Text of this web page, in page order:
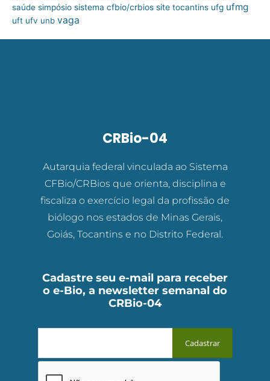
saúde simpósio sistema cfbio/crbios site tocantins ufg ufmg
uft ufv unb vaga
CRBio-04
Autarquia federal vinculada ao Sistema
CFBio/CRBios que orienta, disciplina e
fiscaliza o exercício legal da profissão de
biólogo nos estados de Minas Gerais,
Goiás, Tocantins e no Distrito Federal.
Cadastre seu e-mail para receber
o e-Bio, a newsletter semanal do
CRBio-04